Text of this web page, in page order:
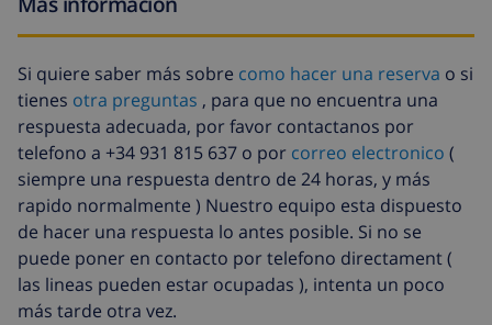
Toallas extra
8,80 US$ por persona , a pagar a la
llegada
Salida tardía
113,75 US$
Limpieza
extra
basado en consumo de energía
(52,77 US$/HOUR)
Fondo
cancelación:
4.80% del importe total
Si quiere saber más sobre como hacer una reserva o si
tienes otra preguntas , para que no encuentra una
respuesta adecuada, por favor contactanos por
telefono a +34 931 815 637 o por correo electronico (
siempre una respuesta dentro de 24 horas, y más
rapido normalmente ) Nuestro equipo esta dispuesto
de hacer una respuesta lo antes posible. Si no se
puede poner en contacto por telefono directament (
las lineas pueden estar ocupadas ), intenta un poco
más tarde otra vez.